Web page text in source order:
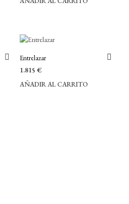
Entrelazar
1.815 €
AÑADIR AL CARRITO